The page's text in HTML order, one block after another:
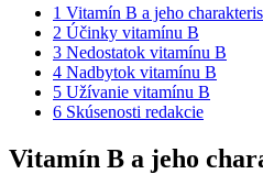
1 Vitamín B a jeho
2 Účinky vitamínu B
3 Nedostatok vitamínu B
4 Nadbytok vitamínu B
5 Užívanie vitamínu B
6 Skúsenosti redakcie
Vitamín B a jeho